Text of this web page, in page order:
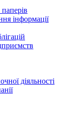
інформації
діяльності